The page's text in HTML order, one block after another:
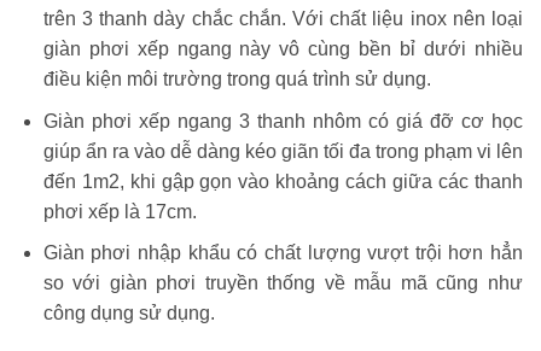
trên 3 thanh dày chắc chắn. Với chất liệu inox nên loại
giàn phơi xếp ngang này vô cùng bền bỉ dưới nhiều
điều kiện môi trường trong quá trình sử dụng.
Giàn phơi xếp ngang 3 thanh nhôm có giá đỡ cơ học
giúp ẩn ra vào dễ dàng kéo giãn tối đa trong phạm vi lên
đến 1m2, khi gập gọn vào khoảng cách giữa các thanh
phơi xếp là 17cm.
Giàn phơi nhập khẩu có chất lượng vượt trội hơn hẳn
so với giàn phơi truyền thống về mẫu mã cũng như
công dụng sử dụng.